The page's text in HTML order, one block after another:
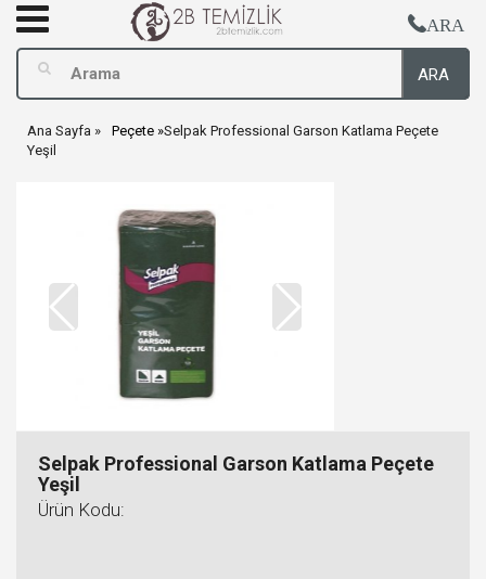
ARA
ARA
Ana Sayfa Peçete Selpak Professional Garson Katlama Peçete
Yeşil
Selpak Professional Garson Katlama Peçete
Yeşil
Ürün Kodu: